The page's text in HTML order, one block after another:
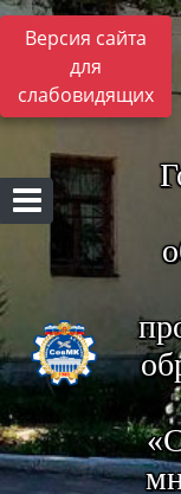
Версия сайта
для
слабовидящих